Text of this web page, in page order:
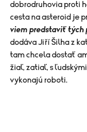
dobrodruhovia proti
cesta na asteroid je
viem predstaviť tých
dodáva Jiří Šilha z
tam chcela dostať
žiaľ, zatiaľ, s
vykonajú roboti.